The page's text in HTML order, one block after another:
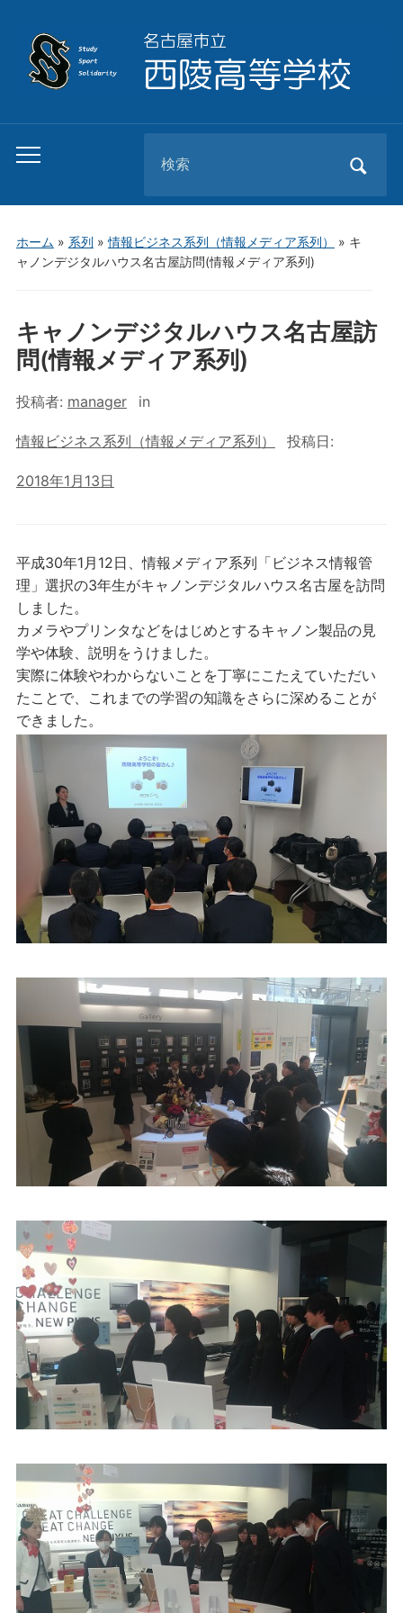
Toggle
menu
for:
ホーム » 系列 »情報ビジネス系列（情報メディア系列） » キ
ャノンデジタルハウス名古屋訪問(情報メディア系列)
キャノンデジタルハウス名古屋訪
問(情報メディア系列)
投稿者: manager in
情報ビジネス系列（情報メディア系列） 投稿日:
2018年1月13日
平成30年1月12日、情報メディア系列「ビジネス情報管
理」選択の3年生がキャノンデジタルハウス名古屋を訪問
しました。
カメラやプリンタなどをはじめとするキャノン製品の見
学や体験、説明をうけました。
実際に体験やわからないことを丁寧にこたえていただい
たことで、これまでの学習の知識をさらに深めることが
できました。